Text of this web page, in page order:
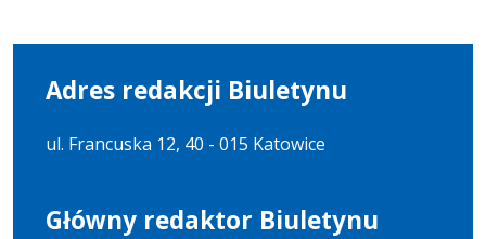
Adres redakcji Biuletynu
ul. Francuska 12, 40 - 015 Katowice
Główny redaktor Biuletynu